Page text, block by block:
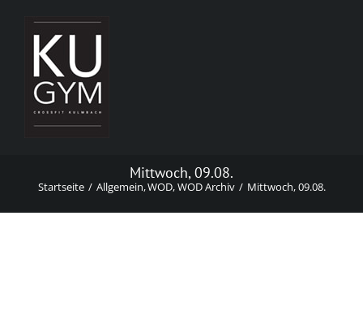
springen
Mittwoch, 09.08.
Startseite Allgemein WOD WOD Archiv Mittwoch, 09.08.